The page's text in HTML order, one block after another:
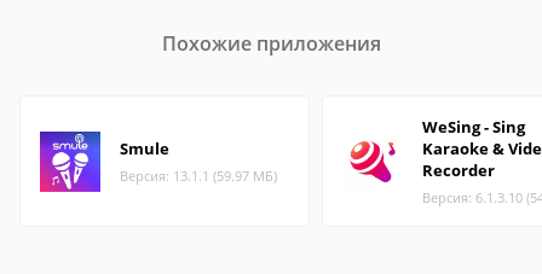
Похожие приложения
Smule
Версия: 13.1.1 (59.97 МБ)
WeSing - Sing
Karaoke &
Recorder
Версия: 6.1.3.10